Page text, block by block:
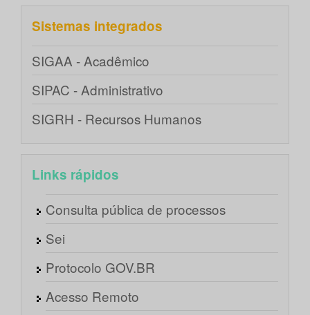
Sistemas integrados
SIGAA - Acadêmico
SIPAC - Administrativo
SIGRH - Recursos Humanos
Links rápidos
Consulta pública de processos
Sei
Protocolo GOV.BR
Acesso Remoto